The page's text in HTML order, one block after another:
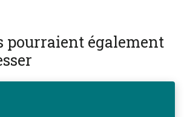
pourraient également